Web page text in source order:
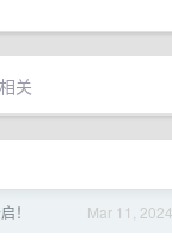
关
Mar 11, 2024
！